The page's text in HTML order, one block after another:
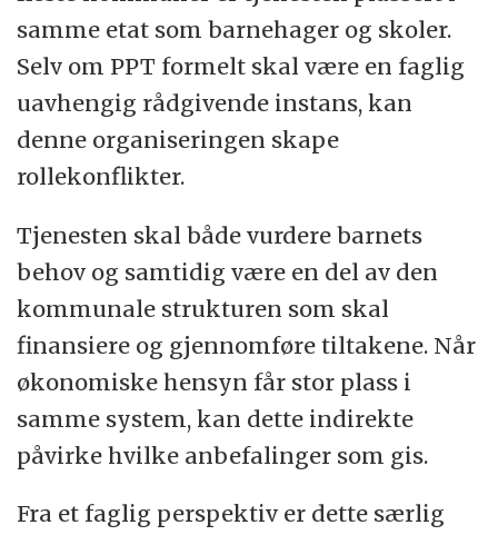
samme etat som barnehager og skoler.
Selv om PPT formelt skal være en faglig
uavhengig rådgivende instans, kan
denne organiseringen skape
rollekonflikter.
Tjenesten skal både vurdere barnets
behov og samtidig være en del av den
kommunale strukturen som skal
finansiere og gjennomføre tiltakene. Når
økonomiske hensyn får stor plass i
samme system, kan dette indirekte
påvirke hvilke anbefalinger som gis.
Fra et faglig perspektiv er dette særlig